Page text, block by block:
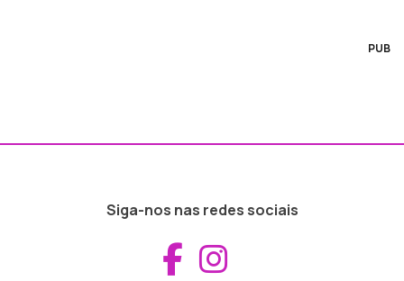
PUB
Siga-nos nas redes sociais
Aceder ao